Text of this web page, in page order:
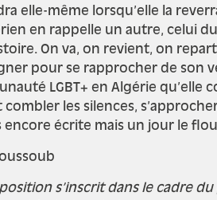
elle-même lorsqu’elle la
en rappelle un autre, celui
On va, on revient, on
pour se rapprocher de son
LGBT+ en Algérie qu’elle
les silences,
encore écrite mais un jour le
s’inscrit dans le cadre